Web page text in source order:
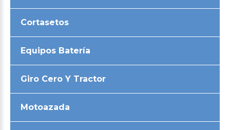
Cortasetos
Equipos Batería
Giro Cero Y Tractor
Motoazada